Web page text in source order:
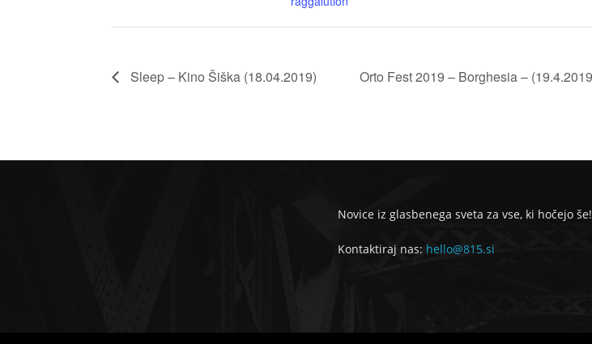
Sleep – Kino Šiška (18.04.2019) Orto Fest 2019 – Borghesia –
Novice iz glasbenega sveta za vse, ki hočejo še!
Kontaktiraj nas: hello@815.si